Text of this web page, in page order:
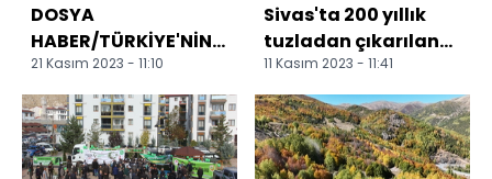
DOSYA
HABER/TÜRKİYE'NİN
MAĞARALARI -
Sivas'ın mağara
apartmanları
ziyaretçi...
21 Kasım 2023 - 11:10
Sivas'ta 200 yıllık
tuzladan çıkarılan
kaynak tuzu iç ve dış
piyasaya gönde...
11 Kasım 2023 - 11:41